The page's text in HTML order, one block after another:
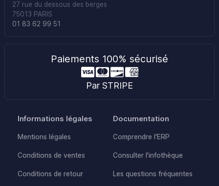
27 rue du dessous des berges
75013 PARIS
01 83 62 99 51
Paiements 100% sécurisé
Par STRIPE
Informations légales
Mentions légales
Conditions de ventes
Conditions de retour
Documentation
Comprendre l'ERP
Consulter l'infothèque
Les questions fréquentes